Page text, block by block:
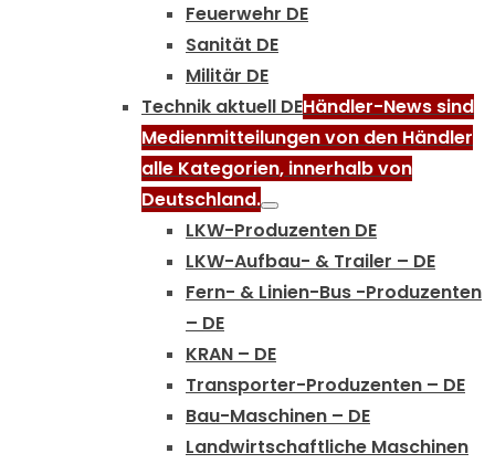
Feuerwehr DE
Sanität DE
Militär DE
Technik aktuell DEHändler-News sind
Medienmitteilungen von den Händler
alle Kategorien, innerhalb von
Deutschland.
LKW-Produzenten DE
LKW-Aufbau- & Trailer – DE
Fern- & Linien-Bus -Produzenten
– DE
KRAN – DE
Transporter-Produzenten – DE
Bau-Maschinen – DE
Landwirtschaftliche Maschinen